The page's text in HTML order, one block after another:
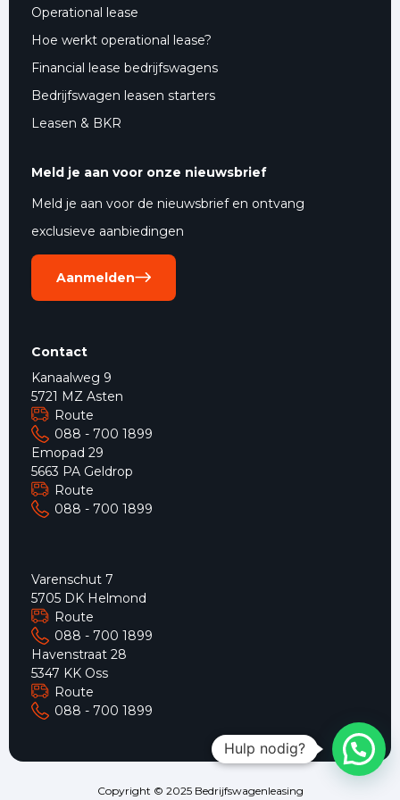
Operational lease
Hoe werkt operational lease?
Financial lease bedrijfswagens
Bedrijfswagen leasen starters
Leasen & BKR
Meld je aan voor onze nieuwsbrief
Meld je aan voor de nieuwsbrief en ontvang
exclusieve aanbiedingen
Aanmelden
Contact
Kanaalweg 9
5721 MZ Asten
Route
088 - 700 1899
Emopad 29
5663 PA Geldrop
Route
088 - 700 1899
Varenschut 7
5705 DK Helmond
Route
088 - 700 1899
Havenstraat 28
5347 KK Oss
Route
088 - 700 1899
Copyright © 2025 Bedrijfswagenleasing
Hulp nodig?